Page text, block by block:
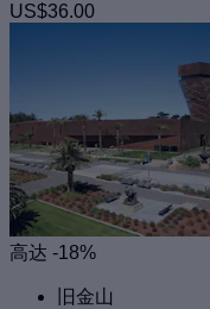
US$36.00
高达 -18%
旧金山